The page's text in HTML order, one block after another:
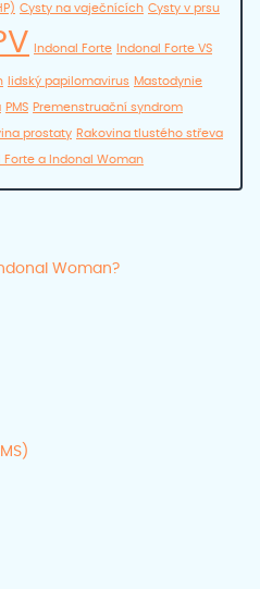
Cysty na vaječnících Cysty v prsu
Indonal Forte Indonal Forte VS
lidský papilomavirus Mastodynie
PMS Premenstruační syndrom
prostaty Rakovina tlustého střeva
Forte a Indonal Woman
Woman?